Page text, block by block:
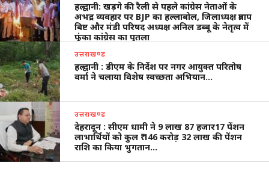
हल्द्वानी: खड़गे की रैली से पहले कांग्रेस नेताओं के
अभद्र व्यवहार पर BJP का हल्लाबोल, जिलाध्यक्ष प्रताप
बिष्ट और मंडी परिषद अध्यक्ष अनिल डब्बू के नेतृत्व में
फूंका कांग्रेस का पुतला
उत्तराखण्ड
हल्द्वानी : डीएम के निर्देश पर नगर आयुक्त परितोष
वर्मा ने चलाया विशेष स्वच्छता अभियान…
उत्तराखण्ड
देहरादून : सीएम धामी ने 9 लाख 87 हजार17 पेंशन
लाभार्थियों को कुल ₹ 146 करोड़ 32 लाख की पेंशन
राशि का किया भुगतान…